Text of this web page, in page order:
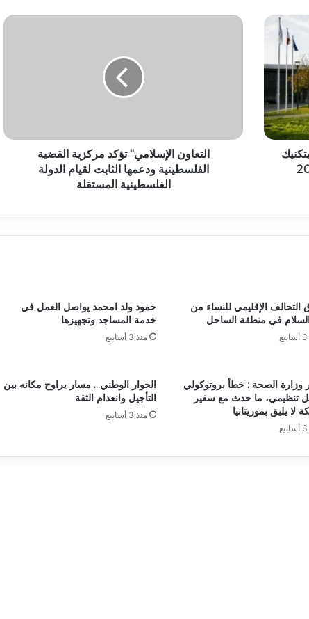
التعاون الإسلامي" تؤكد مركزية القضية
الفلسطينية ودعمها الثابت لقيام الدولة
الفلسطينية المستقلة
التحالف الإقليمي للنساء من
في منطقة الساحل
حمود ولد امحمد يواصل العمل في
خدمة المساجد وتجهيزها
منذ 3 أسابيع
وزارة الصحة : خطأ بروتوكولي
تنظيمي، ما حدث مع سفير
لا يليق بموريتانيا
الحوار الوطني… مسار يراوح مكانه بين
التأجيل وانعدام الثقة
منذ 3 أسابيع